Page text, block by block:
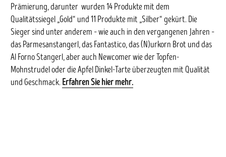
Prämierung, darunter wurden 14 Produkte mit dem
Qualitätssiegel „Gold“ und 11 Produkte mit „Silber“ gekürt. Die
Sieger sind unter anderem – wie auch in den vergangenen Jahren –
das Parmesanstangerl, das Fantastico, das (N)urkorn Brot und das
Al Forno Stangerl, aber auch Newcomer wie der Topfen-
Mohnstrudel oder die Apfel Dinkel-Tarte überzeugten mit Qualität
und Geschmack. Erfahren Sie hier mehr.